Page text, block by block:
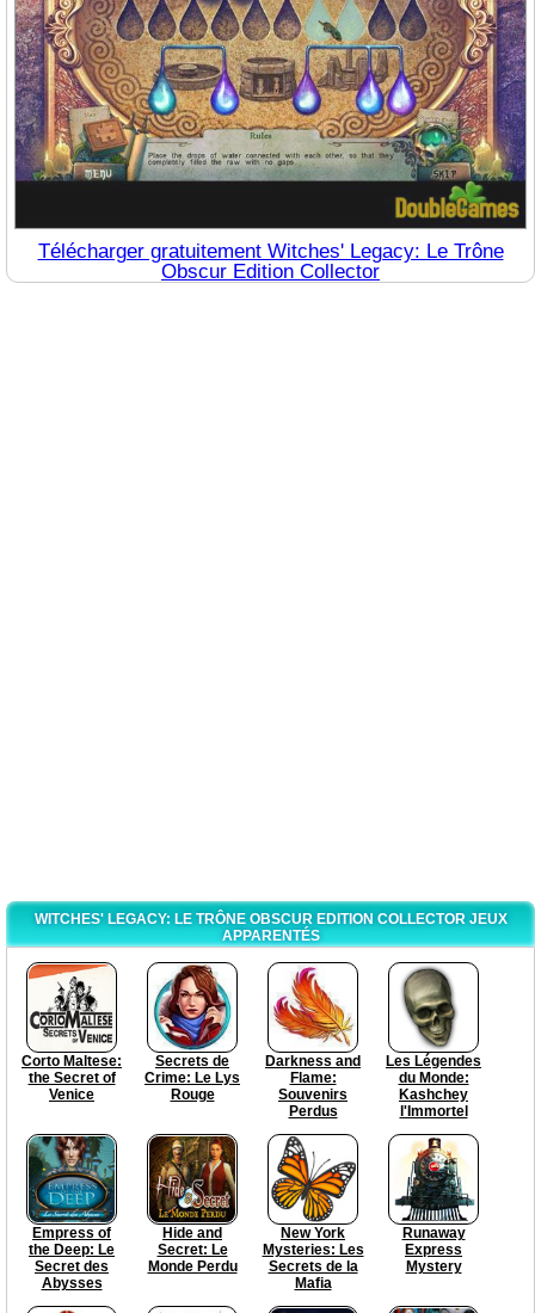
Télécharger gratuitement Witches' Legacy: Le Trône
Obscur Edition Collector
WITCHES' LEGACY: LE TRÔNE OBSCUR EDITION COLLECTOR JEUX
APPARENTÉS
Corto Maltese:
the Secret of
Venice
Secrets de
Crime: Le Lys
Rouge
Darkness and
Flame:
Souvenirs
Perdus
Les Légendes
du Monde:
Kashchey
l'Immortel
Empress of
the Deep: Le
Secret des
Abysses
Hide and
Secret: Le
Monde Perdu
New York
Mysteries: Les
Secrets de la
Mafia
Runaway
Express
Mystery